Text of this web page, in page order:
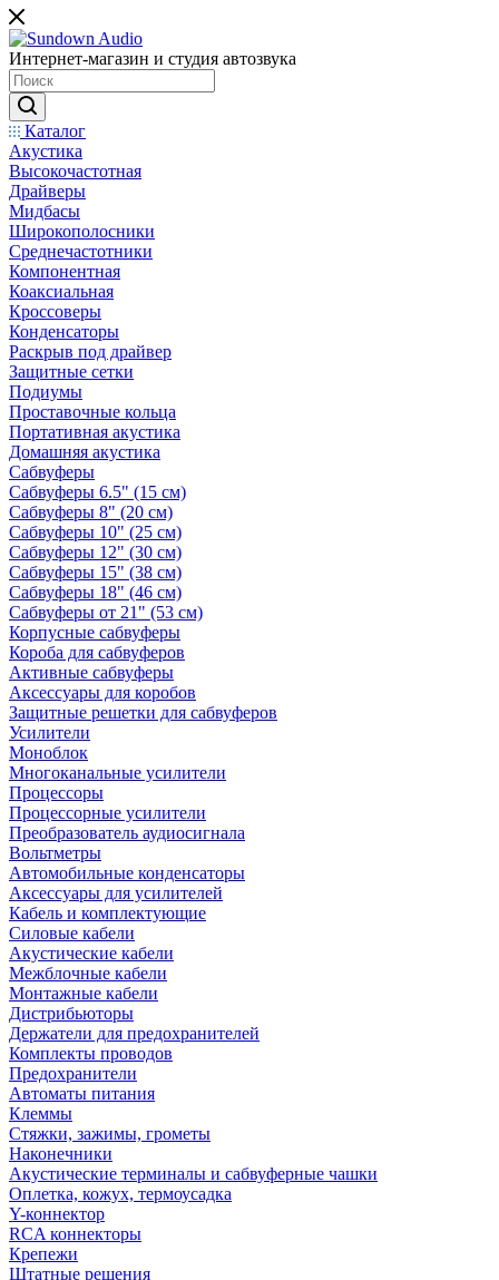
Интернет-магазин и студия автозвука
Каталог
Акустика
Высокочастотная
Драйверы
Мидбасы
Широкополосники
Среднечастотники
Компонентная
Коаксиальная
Кроссоверы
Конденсаторы
Раскрыв под драйвер
Защитные сетки
Подиумы
Проставочные кольца
Портативная акустика
Домашняя акустика
Сабвуферы
Сабвуферы 6.5" (15 см)
Сабвуферы 8" (20 см)
Сабвуферы 10" (25 см)
Сабвуферы 12" (30 см)
Сабвуферы 15" (38 см)
Сабвуферы 18" (46 см)
Сабвуферы от 21" (53 см)
Корпусные сабвуферы
Короба для сабвуферов
Активные сабвуферы
Аксессуары для коробов
Защитные решетки для сабвуферов
Усилители
Моноблок
Многоканальные усилители
Процессоры
Процессорные усилители
Преобразователь аудиосигнала
Вольтметры
Автомобильные конденсаторы
Аксессуары для усилителей
Кабель и комплектующие
Силовые кабели
Акустические кабели
Межблочные кабели
Монтажные кабели
Дистрибьюторы
Держатели для предохранителей
Комплекты проводов
Предохранители
Автоматы питания
Клеммы
Стяжки, зажимы, грометы
Наконечники
Акустические терминалы и сабвуферные чашки
Оплетка, кожух, термоусадка
Y-коннектор
RCA коннекторы
Крепежи
Штатные решения